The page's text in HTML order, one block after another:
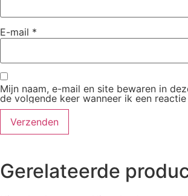
E-mail *
Mijn naam, e-mail en site bewaren in
de volgende keer wanneer ik een
Gerelateerde